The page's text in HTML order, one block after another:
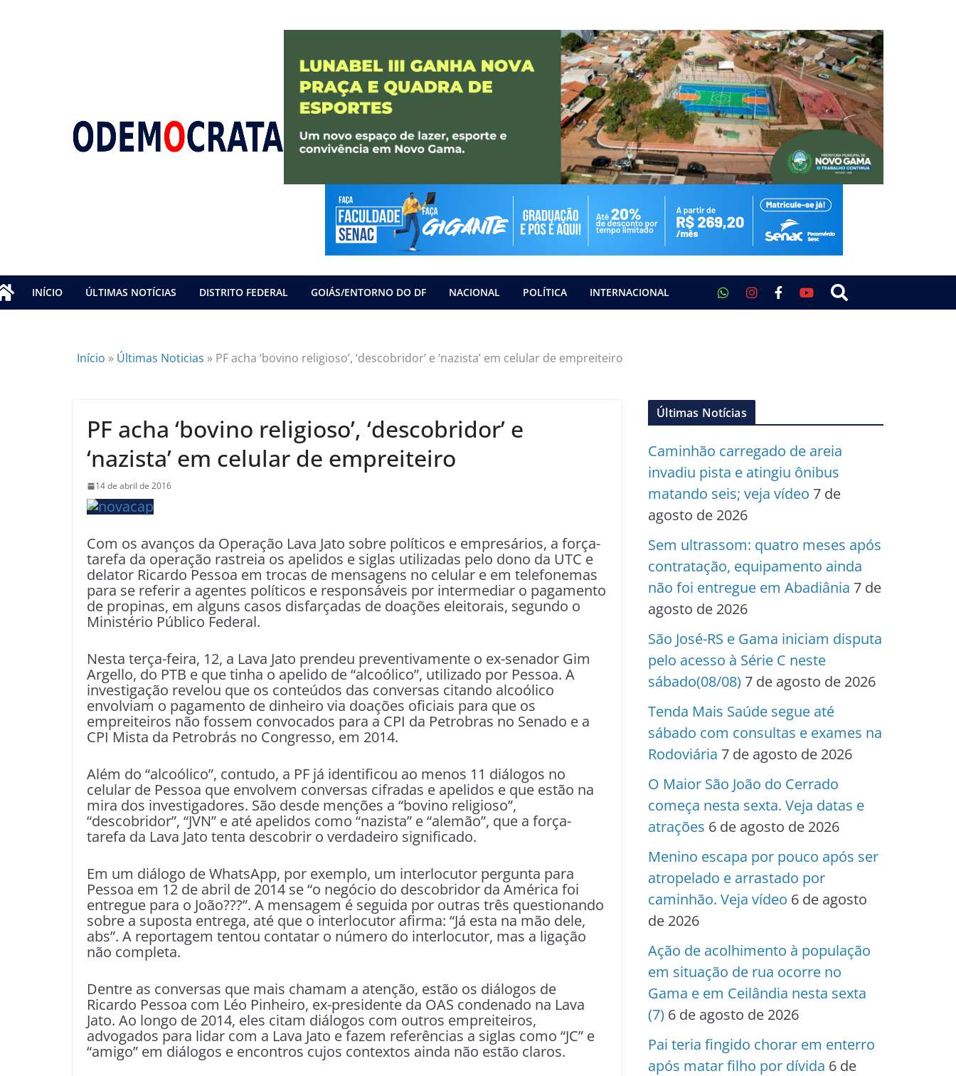
INÍCIO ÚLTIMAS NOTÍCIAS DISTRITO FEDERAL GOIÁS/ENTORNO DO DF NACIONAL POLÍTICA INTERNACIONAL
Início » Últimas Noticias » PF acha ‘bovino religioso’, ‘descobridor’ e ‘nazista’ em celular de empreiteiro
PF acha ‘bovino religioso’, ‘descobridor’ e
‘nazista’ em celular de empreiteiro
14 de abril de 2016
Com os avanços da Operação Lava Jato sobre políticos e empresários, a força-
tarefa da operação rastreia os apelidos e siglas utilizadas pelo dono da UTC e
delator Ricardo Pessoa em trocas de mensagens no celular e em telefonemas
para se referir a agentes políticos e responsáveis por intermediar o pagamento
de propinas, em alguns casos disfarçadas de doações eleitorais, segundo o
Ministério Público Federal.
Nesta terça-feira, 12, a Lava Jato prendeu preventivamente o ex-senador Gim
Argello, do PTB e que tinha o apelido de “alcoólico”, utilizado por Pessoa. A
investigação revelou que os conteúdos das conversas citando alcoólico
envolviam o pagamento de dinheiro via doações oficiais para que os
empreiteiros não fossem convocados para a CPI da Petrobras no Senado e a
CPI Mista da Petrobrás no Congresso, em 2014.
Além do “alcoólico”, contudo, a PF já identificou ao menos 11 diálogos no
celular de Pessoa que envolvem conversas cifradas e apelidos e que estão na
mira dos investigadores. São desde menções a “bovino religioso”,
“descobridor”, “JVN” e até apelidos como “nazista” e “alemão”, que a força-
tarefa da Lava Jato tenta descobrir o verdadeiro significado.
Em um diálogo de WhatsApp, por exemplo, um interlocutor pergunta para
Pessoa em 12 de abril de 2014 se “o negócio do descobridor da América foi
entregue para o João???”. A mensagem é seguida por outras três questionando
sobre a suposta entrega, até que o interlocutor afirma: “Já esta na mão dele,
abs”. A reportagem tentou contatar o número do interlocutor, mas a ligação
não completa.
Dentre as conversas que mais chamam a atenção, estão os diálogos de
Ricardo Pessoa com Léo Pinheiro, ex-presidente da OAS condenado na Lava
Jato. Ao longo de 2014, eles citam diálogos com outros empreiteiros,
advogados para lidar com a Lava Jato e fazem referências a siglas como “JC” e
“amigo” em diálogos e encontros cujos contextos ainda não estão claros.
Últimas Notícias
Caminhão carregado de areia
invadiu pista e atingiu ônibus
matando seis; veja vídeo 7 de
agosto de 2026
Sem ultrassom: quatro meses após
contratação, equipamento ainda
não foi entregue em Abadiânia 7 de
agosto de 2026
São José-RS e Gama iniciam disputa
pelo acesso à Série C neste
sábado(08/08) 7 de agosto de 2026
Tenda Mais Saúde segue até
sábado com consultas e exames na
Rodoviária 7 de agosto de 2026
O Maior São João do Cerrado
começa nesta sexta. Veja datas e
atrações 6 de agosto de 2026
Menino escapa por pouco após ser
atropelado e arrastado por
caminhão. Veja vídeo 6 de agosto
de 2026
Ação de acolhimento à população
em situação de rua ocorre no
Gama e em Ceilândia nesta sexta
(7) 6 de agosto de 2026
Pai teria fingido chorar em enterro
após matar filho por dívida 6 de